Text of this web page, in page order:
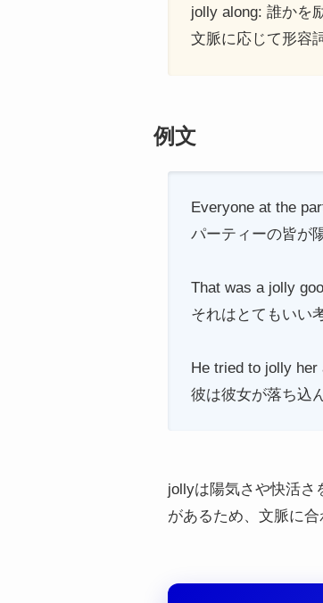
jolly along: 誰かを
文脈に応じて形容
例文
Everyone at the
パーティーの皆が
That was a jolly
それはとてもいい
He tried to jolly her
彼は彼女が落ち込
jollyは陽気さや快活さ
があるため、文脈に